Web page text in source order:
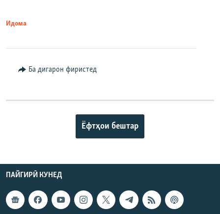
Идома
Ба дигарон фиристед
Ёфтҳои бештар
ПАЙГИРӢ КУНЕД